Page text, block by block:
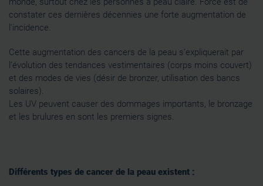
avec d'autres informations que vous leur avez fournies
ou qu'ils ont collectées lors de votre utilisation de leurs
constater ces dernières décennies une forte augmentation de
l'incidence.
Cette augmentation des cancers de la peau s’expliquerait par
l’évolution des tendances vestimentaires (corps moins couvert)
et des modes de vies (désir de bronzer, utilisation des bancs
solaires).
Les UV peuvent causer des dommages importants, le bronzage
et les brulures en sont les premiers signes.
Différents types de cancer de la peau existent :